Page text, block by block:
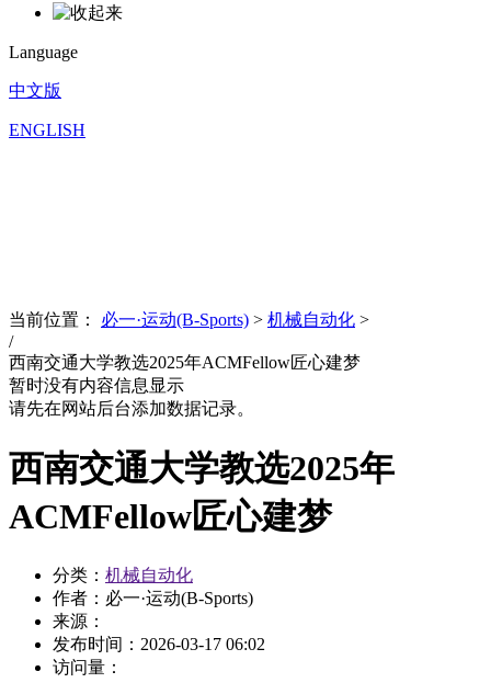
Language
中文版
ENGLISH
当前位置： 必一·运动(B-Sports) > 机械自动化 >
/
西南交通大学教选2025年ACMFellow匠心建梦
暂时没有内容信息显示
请先在网站后台添加数据记录。
西南交通大学教选2025年
ACMFellow匠心建梦
分类： 机械自动化
作者：必一·运动(B-Sports)
来源：
发布时间： 2026-03-17 06:02
访问量：